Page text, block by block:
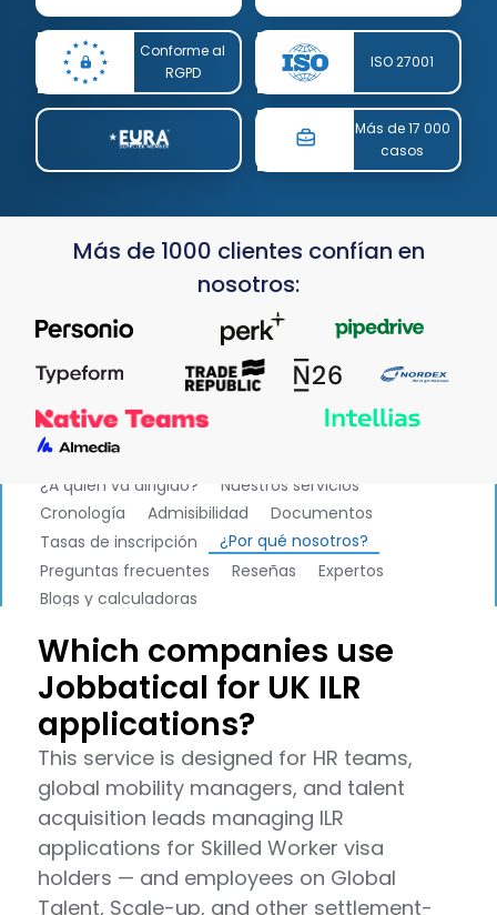
Conforme al
RGPD
ISO 27001
Más de 17 000
casos
Más de 1000 clientes confían en
nosotros:
¿A quién va dirigido?
Nuestros servicios
Cronología
Admisibilidad
Documentos
Tasas de inscripción
¿Por qué nosotros?
Preguntas frecuentes
Reseñas
Expertos
Blogs y calculadoras
Which companies use
Jobbatical for UK ILR
applications?
This service is designed for HR teams,
global mobility managers, and talent
acquisition leads managing ILR
applications for Skilled Worker visa
holders — and employees on Global
Talent, Scale-up, and other settlement-